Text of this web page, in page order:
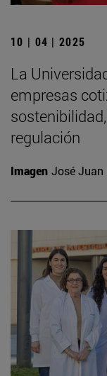
10 | 04 | 2025
La
empresas
regulación
Imagen José Juan